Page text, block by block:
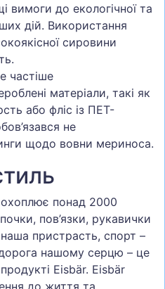
до екологічної та
дій. Використання
сировини
частіше
матеріали, такі як
або фліс із ПЕТ-
не
щодо вовни мериноса.
понад 2000
пов’язки, рукавички
пристрасть, спорт –
нашому серцю – це
Eisbär. Eisbär
до життя та